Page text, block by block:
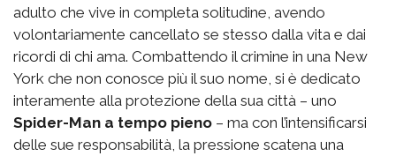
adulto che vive in completa solitudine, avendo
volontariamente cancellato se stesso dalla vita e dai
ricordi di chi ama. Combattendo il crimine in una New
York che non conosce più il suo nome, si è dedicato
interamente alla protezione della sua città – uno
Spider-Man a tempo pieno – ma con l’intensificarsi
delle sue responsabilità, la pressione scatena una